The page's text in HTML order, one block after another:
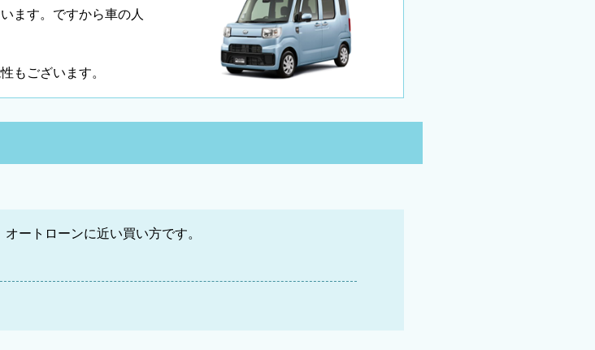
ます。ですから車の人
もございます。
ートローンに近い買い方です。